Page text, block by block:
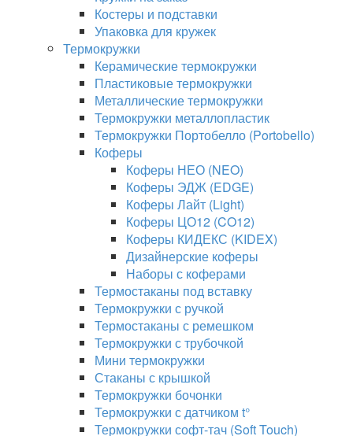
Костеры и подставки
Упаковка для кружек
Термокружки
Керамические термокружки
Пластиковые термокружки
Металлические термокружки
Термокружки металлопластик
Термокружки Портобелло (Portobello)
Коферы
Коферы НЕО (NEO)
Коферы ЭДЖ (EDGE)
Коферы Лайт (Light)
Коферы ЦО12 (CO12)
Коферы КИДЕКС (KIDEX)
Дизайнерские коферы
Наборы с коферами
Термостаканы под вставку
Термокружки с ручкой
Термостаканы с ремешком
Термокружки с трубочкой
Мини термокружки
Стаканы с крышкой
Термокружки бочонки
Термокружки с датчиком t°
Термокружки софт-тач (Soft Touch)